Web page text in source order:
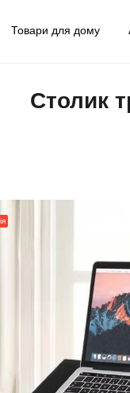
Товари для дому
Столик